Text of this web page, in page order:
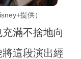
提供）
滿不捨地向
這段演出經